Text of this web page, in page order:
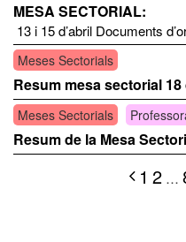
MESA SECTORIAL:
13 i 15 d’abril Documents
Meses Sectorials
Resum mesa sectorial 18
Meses Sectorials
Resum de la Mesa
1 2 …